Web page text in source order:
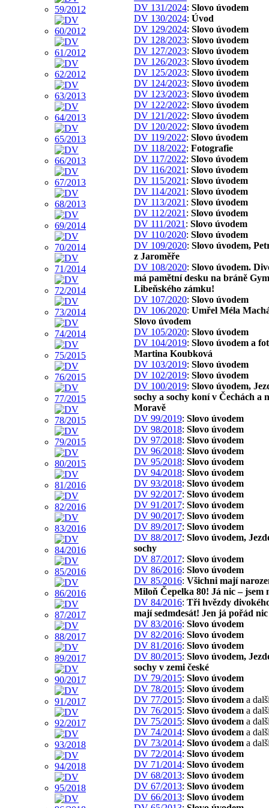
DV 131/2024: Slovo úvodem
DV 130/2024: Úvod
DV 129/2024: Slovo úvodem
DV 128/2023: Slovo úvodem
DV 127/2023: Slovo úvodem
DV 126/2023: Slovo úvodem
DV 125/2023: Slovo úvodem
DV 124/2023: Slovo úvodem
DV 123/2023: Slovo úvodem
DV 122/2022: Slovo úvodem
DV 121/2022: Slovo úvodem
DV 120/2022: Slovo úvodem
DV 119/2022: Slovo úvodem
DV 118/2022: Fotografie
DV 117/2022: Slovo úvodem
DV 116/2021 : Slovo úvodem
DV 115/2021 : Slovo úvodem
DV 114/2021 : Slovo úvodem
DV 113/2021 : Slovo úvodem
DV 112/2021 : Slovo úvodem
DV 111/2021 : Slovo úvodem
DV 110/2020: Slovo úvodem
DV 109/2020: Slovo úvodem,
z Jaroměře
DV 108/2020: Slovo úvodem.
má pamětní desku na bráně
Libeňského zámku!
DV 107/2020: Slovo úvodem
DV 106/2020: Umřel Méla
Slovo úvodem
DV 105/2020: Slovo úvodem
DV 104/2019: Slovo úvodem a
Martina Koubková
DV 103/2019: Slovo úvodem
DV 102/2019: Slovo úvodem
DV 100/2019: Slovo úvodem,
sochy a sochy koní v Čechách a
Moravě
DV 99/2019: Slovo úvodem
DV 98/2018: Slovo úvodem
DV 97/2018: Slovo úvodem
DV 96/2018: Slovo úvodem
DV 95/2018: Slovo úvodem
DV 94/2018: Slovo úvodem
DV 93/2018: Slovo úvodem
DV 92/2017: Slovo úvodem
DV 91/2017: Slovo úvodem
DV 90/2017: Slovo úvodem
DV 89/2017: Slovo úvodem
DV 88/2017: Slovo úvodem,
sochy
DV 87/2017: Slovo úvodem
DV 86/2016: Slovo úvodem
DV 85/2016: Všichni mají
Miloň Čepelka 80! Já nic – jsem
DV 84/2016: Tři hvězdy
mají sedmdesát! Jen já pořád nic
DV 83/2016: Slovo úvodem
DV 82/2016: Slovo úvodem
DV 81/2016: Slovo úvodem
DV 80/2015: Slovo úvodem,
sochy v zemi české
DV 79/2015: Slovo úvodem
DV 78/2015: Slovo úvodem
DV 77/2015: Slovo úvodem a
DV 76/2015: Slovo úvodem a
DV 75/2015: Slovo úvodem a
DV 74/2014: Slovo úvodem a
DV 73/2014: Slovo úvodem a
DV 72/2014: Slovo úvodem
DV 71/2014: Slovo úvodem
DV 68/2013: Slovo úvodem
DV 67/2013: Slovo úvodem
DV 66/2013: Slovo úvodem